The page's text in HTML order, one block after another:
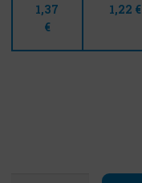
1,37
€
1,22 €